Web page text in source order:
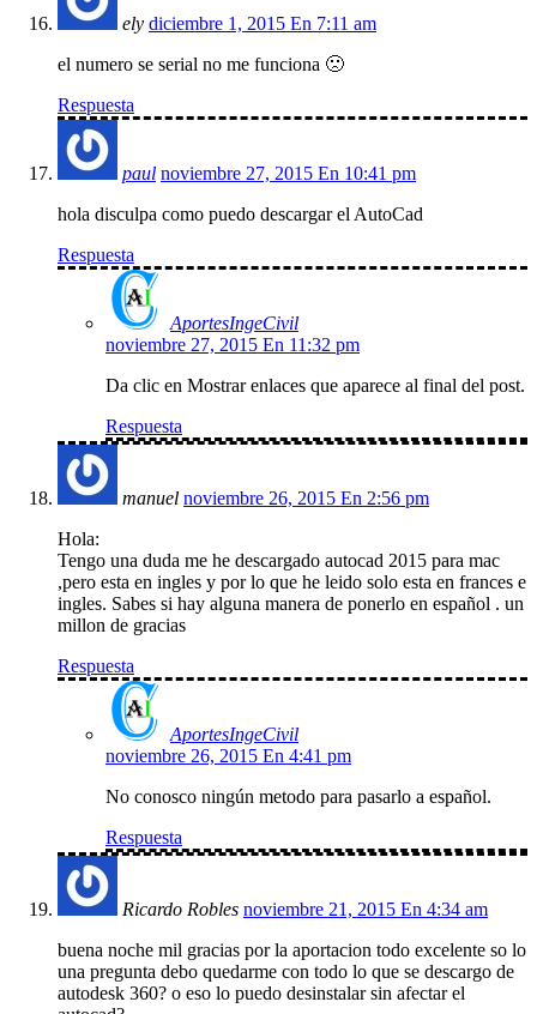
ely diciembre 1, 2015 En 7:11 am
el numero se serial no me funciona 🙁
Respuesta
paul noviembre 27, 2015 En 10:41 pm
hola disculpa como puedo descargar el AutoCad
Respuesta
AportesIngeCivil
noviembre 27, 2015 En 11:32 pm
Da clic en Mostrar enlaces que aparece al final del post.
Respuesta
manuel noviembre 26, 2015 En 2:56 pm
Hola:
Tengo una duda me he descargado autocad 2015 para mac
,pero esta en ingles y por lo que he leido solo esta en frances e
ingles. Sabes si hay alguna manera de ponerlo en español . un
millon de gracias
Respuesta
AportesIngeCivil
noviembre 26, 2015 En 4:41 pm
No conosco ningún metodo para pasarlo a español.
Respuesta
Ricardo Robles noviembre 21, 2015 En 4:34 am
buena noche mil gracias por la aportacion todo excelente so lo
una pregunta debo quedarme con todo lo que se descargo de
autodesk 360? o eso lo puedo desinstalar sin afectar el